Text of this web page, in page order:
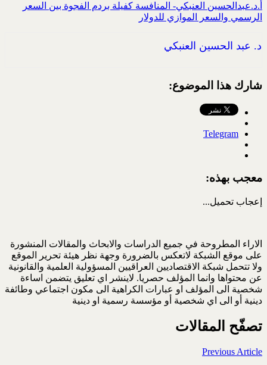
أ.د.عبدالحسين العنبكي- المنافسة كفيلة بردم الفجوة بين السعر
الرسمي والسعر الموازي للدولار
د. عبد الحسين العنبكي
شارك هذا الموضوع:
Telegram
معجب بهذه:
إعجاب تحميل...
الاراء المطروحة في جميع الدراسات والابحاث والمقالات المنشورة
على موقع الشبكة لاتعكس بالضرورة وجهة نظر هيئة تحرير الموقع
ولا تتحمل شبكة الاقتصاديين العراقيين المسؤولية العلمية والقانونية
عن محتواها وانما المؤلف حصريا. لاينشر اي تعليق يتضمن اساءة
شخصية الى المؤلف او عبارات الكراهية الى مكون اجتماعي وطائفة
دينية أو الى اي شخصية أو مؤسسة رسمية او دينية
تصفّح المقالات
Previous Article